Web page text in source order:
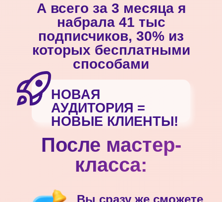
А всего за 3 месяца я
набрала 41 тыс
подписчиков, 30% из
которых бесплатными
способами
НОВАЯ
АУДИТОРИЯ =
НОВЫЕ КЛИЕНТЫ!
Вы сразу же сможете
После мастер-
класса: